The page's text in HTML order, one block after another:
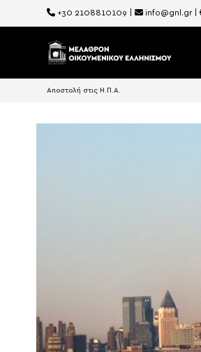
+30 2108810109 | info@gnl.gr|
Αποστολή στις Η.Π.Α.